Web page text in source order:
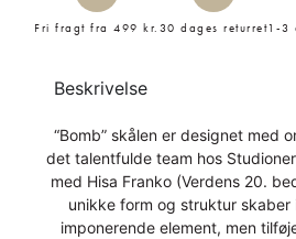
Fri fragt fra 499 kr. 30 dages returret1-3
Beskrivelse
“Bomb” skålen er designet med
det talentfulde team hos
med Hisa Franko (Verdens 20.
unikke form og struktur
imponerende element, men